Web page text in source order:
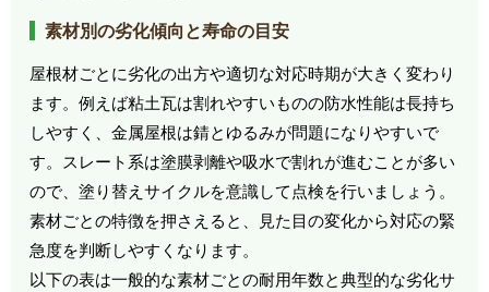
素材別の劣化傾向と寿命の目安
屋根材ごとに劣化の出方や適切な対応時期が大きく変わり
ます。例えば粘土瓦は割れやすいものの防水性能は長持ち
しやすく、金属屋根は錆とゆるみが問題になりやすいで
す。スレート系は塗膜剥離や吸水で割れが進むことが多い
ので、塗り替えサイクルを意識して点検を行いましょう。
素材ごとの特徴を押さえると、見た目の変化から対応の緊
急度を判断しやすくなります。
以下の表は一般的な素材ごとの耐用年数と典型的な劣化サ